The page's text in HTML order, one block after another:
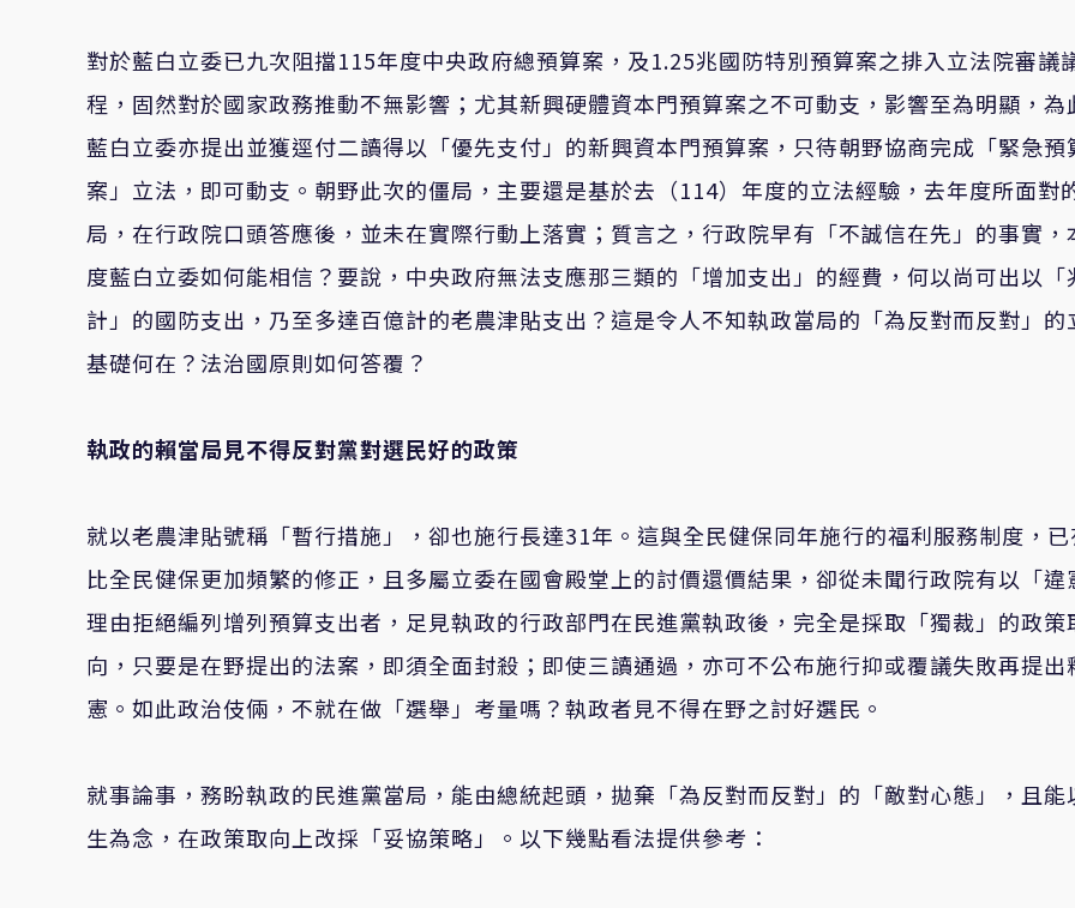
對於藍白立委已九次阻擋115年度中央政府總預算案，及1.25兆國防特別預算案之排入立法院審議
程，固然對於國家政務推動不無影響；尤其新興硬體資本門預算案之不可動支，影響至為明顯，為
藍白立委亦提出並獲逕付二讀得以「優先支付」的新興資本門預算案，只待朝野協商完成「緊急預
案」立法，即可動支。朝野此次的僵局，主要還是基於去（114）年度的立法經驗，去年度所面對
局，在行政院口頭答應後，並未在實際行動上落實；質言之，行政院早有「不誠信在先」的事實，
度藍白立委如何能相信？要說，中央政府無法支應那三類的「增加支出」的經費，何以尚可出以「
計」的國防支出，乃至多達百億計的老農津貼支出？這是令人不知執政當局的「為反對而反對」的
基礎何在？法治國原則如何答覆？
執政的賴當局見不得反對黨對選民好的政策
就以老農津貼號稱「暫行措施」，卻也施行長達31年。這與全民健保同年施行的福利服務制度，
比全民健保更加頻繁的修正，且多屬立委在國會殿堂上的討價還價結果，卻從未聞行政院有以「違
理由拒絕編列增列預算支出者，足見執政的行政部門在民進黨執政後，完全是採取「獨裁」的政策
向，只要是在野提出的法案，即須全面封殺；即使三讀通過，亦可不公布施行抑或覆議失敗再提出
憲。如此政治伎倆，不就在做「選舉」考量嗎？執政者見不得在野之討好選民。
就事論事，務盼執政的民進黨當局，能由總統起頭，拋棄「為反對而反對」的「敵對心態」，且能
生為念，在政策取向上改採「妥協策略」。以下幾點看法提供參考：